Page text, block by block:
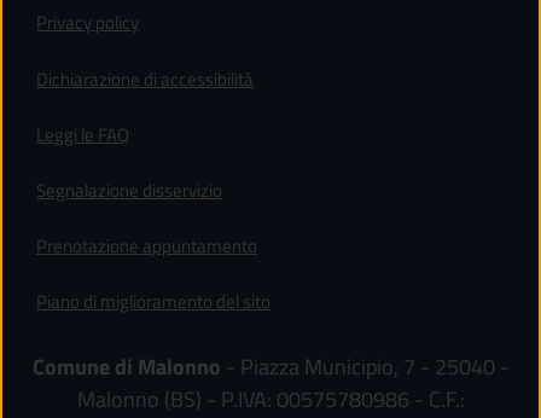
Privacy policy
Dichiarazione di accessibilità
Leggi le FAQ
Segnalazione disservizio
Prenotazione appuntamento
Piano di miglioramento del sito
Comune di Malonno - Piazza Municipio, 7 - 25040 -
Malonno (BS) - P.IVA: 00575780986 - C.F.: